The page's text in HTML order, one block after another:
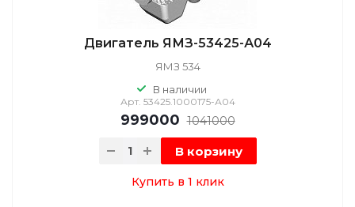
Двигатель ЯМЗ-53425-А04
ЯМЗ 534
В наличии
Арт. 53425.1000175-А04
999000 1041000
В корзину
Купить в 1 клик